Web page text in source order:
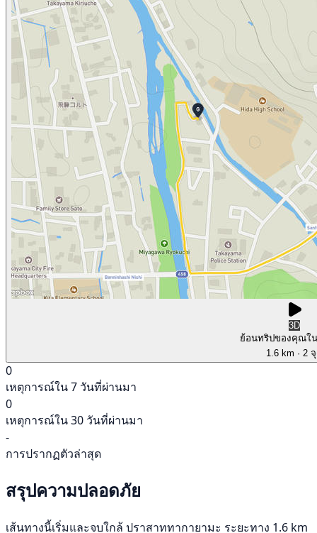
3D
ย้อนทริปของคุณใ
1.6 km · 2
0
เหตุการณ์ใน 7 วันที่ผ่านมา
0
เหตุการณ์ใน 30 วันที่ผ่านมา
-
การปรากฏตัวล่าสุด
สรุปความปลอดภัย
เส้นทางนี้เริ่มและจบใกล้ ปราสาททากายามะ ระยะทาง 1.6 km